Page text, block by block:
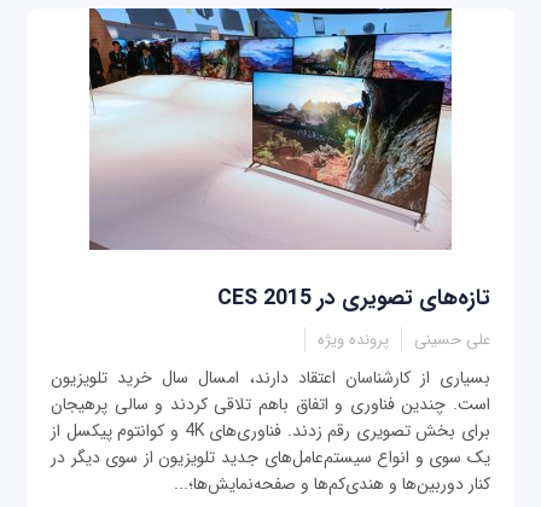
تازه‌های تصویری در CES 2015
علی حسینی پرونده ویژه
بسیاری از کارشناسان اعتقاد دارند، امسال سال خرید تلویزیون
است. چندین فناوری و اتفاق باهم تلاقی کردند و سالی پرهیجان
برای بخش تصویری رقم زدند. فناوری‌های 4K و کوانتوم پیکسل از
یک سوی و انواع سیستم‌عامل‌های جدید تلویزیون از سوی دیگر در
کنار دوربین‌ها و هندی‌کم‌ها و صفحه‌نمایش‌ها؛...